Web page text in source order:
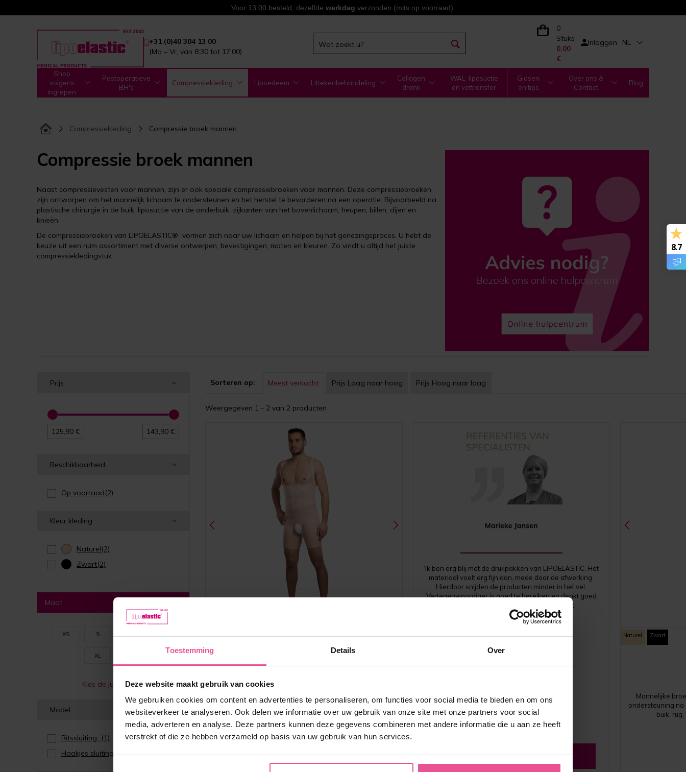
Toestemming Details Over
Deze website maakt gebruik van cookies
We gebruiken cookies om content en advertenties te personaliseren, om functies voor social media te bieden en om ons
websiteverkeer te analyseren. Ook delen we informatie over uw gebruik van onze site met onze partners voor social
media, adverteren en analyse. Deze partners kunnen deze gegevens combineren met andere informatie die u aan ze heeft
verstrekt of die ze hebben verzameld op basis van uw gebruik van hun services.
Voor 13:00 besteld, dezelfde werkdag verzonden (mits op voorraad).
+31 (0)40 304 13 00
(Ma – Vr, van 8:30 tot 17:00)
0
Stuks
0,00
€
Inloggen NL
Shop
volgens
ingrepen
Postoperatieve
BH's
Compressiekleding Lipoedeem Littekenbehandeling
Collagen
drank
WAL-liposuctie
en vettransfer
Gidsen
en tips
Over ons &
Contact
Blog
Compressiekleding Compressie broek mannen
Compressie broek mannen
Naast compressievesten voor mannen, zijn er ook speciale compressiebroeken voor mannen. Deze compressiebroeken
zijn ontworpen om het mannelijk lichaam te ondersteunen en het herstel te bevorderen na een operatie. Bijvoorbeeld na
plastische chirurgie in de buik, liposuctie van de onderbuik, zijkanten van het bovenlichaam, heupen, billen, dijen en
knieën.
De compressiebroeken van LIPOELASTIC® vormen zich naar uw lichaam en helpen bij het genezingsproces. U hebt de
keuze uit een ruim assortiment met diverse ontwerpen, bevestigingen, maten en kleuren. Zo vindt u altijd het juiste
compressiekledingstuk.
Prijs
125,90 € 143,90 €
Beschikbaarheid
Op voorraad(2)
Kleur kleding
Naturel(2)
Zwart(2)
Maat
XS S
XL
Kies de juiste maat
Model
Ritssluiting
(1)
Haakjes sluiting(1)
Sorteren op: Meest verkocht Prijs Laag naar hoog Prijs Hoog naar laag
Weergegeven 1 - 2 van 2 producten
Naturel Zwart
Drukpak voor mannen met ritsen aan beide zijkanten, open
kruis en afneembare bretels
125,90€
‘Ik ben erg blij met de drukpakken van LIPOELASTIC. Het
materiaal voelt erg fijn aan, mede door de afwerking.
Hierdoor snijden de producten minder in het vel.
Vertegenwoordiger is goed te bereiken en denkt goed
mee. Levering is snel, nooit een lege kast.’
Zie alle reviews
Naturel Zwart
Mannelijke
ondersteuning
buik,
8.7